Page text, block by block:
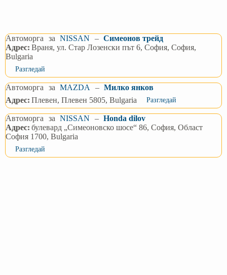
Автоморга за NISSAN – Симеонов трейд
Адрес: Враня, ул. Стар Лозенски път 6, София, София,
Bulgaria
Разгледай
Автоморга за MAZDA – Милко янков
Адрес: Плевен, Плевен 5805, Bulgaria Разгледай
Автоморга за NISSAN – Honda dilov
Адрес: булевард „Симеоновско шосе“ 86, София, Област
София 1700, Bulgaria
Разгледай